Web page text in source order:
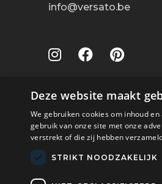
info@versato.be
Deze website maakt
We gebruiken cookies om inhoud
gebruik van onze site met onze
verstrekt of die zij hebben
STRIKT NOODZAKELIJK